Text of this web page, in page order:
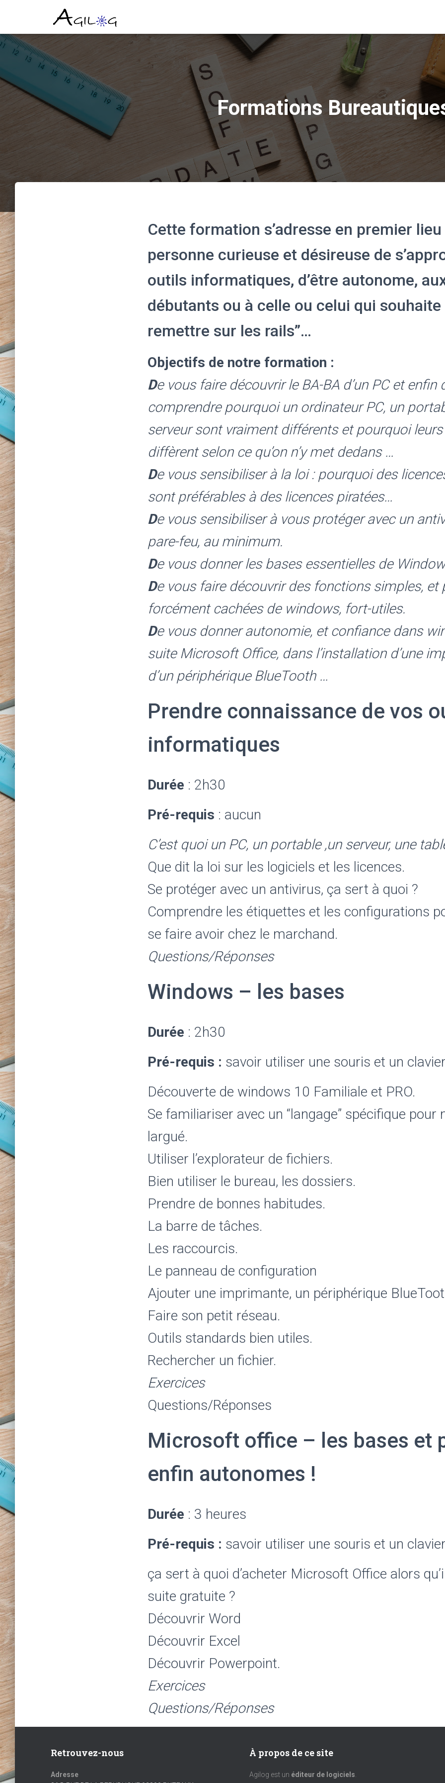
Formations
Cette formation s’adresse en premier
personne curieuse et désireuse de
outils informatiques, d’être autonome,
débutants ou à celle ou celui qui souhaite
remettre sur les rails”…
Objectifs de notre formation :
De vous faire découvrir le BA-BA d’un PC et enfin
comprendre pourquoi un ordinateur PC, un
serveur sont vraiment différents et pourquoi
diffèrent selon ce qu’on n’y met dedans …
De vous sensibiliser à la loi : pourquoi des
sont préférables à des licences piratées…
De vous sensibiliser à vous protéger avec un
pare-feu, au minimum.
De vous donner les bases essentielles de
De vous faire découvrir des fonctions simples, et
forcément cachées de windows, fort-utiles.
De vous donner autonomie, et confiance dans
suite Microsoft Office, dans l’installation d’une
d’un périphérique BlueTooth …
Prendre connaissance de vos
informatiques
Durée : 2h30
Pré-requis : aucun
C’est quoi un PC, un portable ,un serveur, une
Que dit la loi sur les logiciels et les licences.
Se protéger avec un antivirus, ça sert à quoi ?
Comprendre les étiquettes et les configurations
se faire avoir chez le marchand.
Questions/Réponses
Windows – les bases
Durée : 2h30
Pré-requis : savoir utiliser une souris et un
Découverte de windows 10 Familiale et PRO.
Se familiariser avec un “langage” spécifique pour
largué.
Utiliser l’explorateur de fichiers.
Bien utiliser le bureau, les dossiers.
Prendre de bonnes habitudes.
La barre de tâches.
Les raccourcis.
Le panneau de configuration
Ajouter une imprimante, un périphérique
Faire son petit réseau.
Outils standards bien utiles.
Rechercher un fichier.
Exercices
Questions/Réponses
Microsoft office – les bases et
enfin autonomes !
Durée : 3 heures
Pré-requis : savoir utiliser une souris et un
ça sert à quoi d’acheter Microsoft Office alors
suite gratuite ?
Découvrir Word
Découvrir Excel
Découvrir Powerpoint.
Exercices
Questions/Réponses
Retrouvez-nous
Adresse
À propos de ce site
Agilog est un éditeur de logiciels